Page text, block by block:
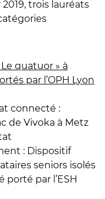
trois lauréats
quatuor » à
par l’OPH Lyon
connecté :
de Vivoka à Metz
: Dispositif
seniors isolés
par l’ESH